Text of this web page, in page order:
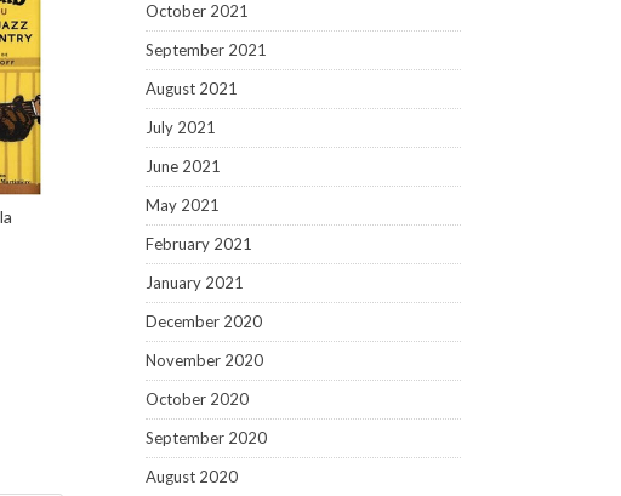
October 2021
September 2021
August 2021
July 2021
June 2021
May 2021
February 2021
January 2021
December 2020
November 2020
October 2020
September 2020
August 2020